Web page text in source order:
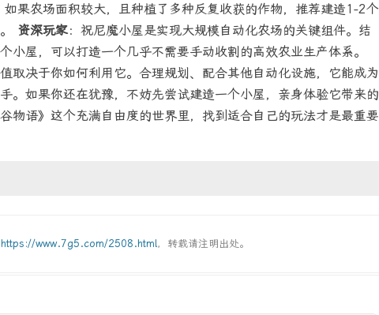
如果农场面积较大，且种植了多种反复收获的作物，推荐建造1-2个
资深玩家：祝尼魔小屋是实现大规模自动化农场的关键组件。结
小屋，可以打造一个几乎不需要手动收割的高效农业生产体系。
取决于你如何利用它。合理规划、配合其他自动化设施，它能成为
。如果你还在犹豫，不妨先尝试建造一个小屋，亲身体验它带来的
物语》这个充满自由度的世界里，找到适合自己的玩法才是最重要
https://www.7g5.com/2508.html，转载请注明出处。